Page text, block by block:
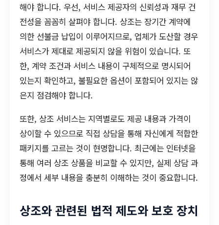
해야 합니다. 우선, 서비스 제공자의 신뢰성과 재무 건
전성을 꼼꼼히 살펴야 합니다. 상조는 장기간 계약에
의한 선불금 납입이 이루어지므로, 업체가 도산할 경우
서비스가 제대로 제공되지 않을 위험이 있습니다. 또
한, 계약 조건과 서비스 내용이 구체적으로 명시되어
있는지 확인하고, 불필요한 옵션이 포함되어 있지는 않
은지 점검해야 합니다.
또한, 상조 서비스는 지역별로도 제공 내용과 가격이
상이할 수 있으므로 직접 상담을 통해 자신에게 적합한
패키지를 고르는 것이 현명합니다. 최근에는 인터넷을
통해 여러 상조 상품을 비교할 수 있지만, 실제 상담 과
정에서 세부 내용을 충분히 이해하는 것이 중요합니다.
상조와 관련된 법적 제도와 보호 장치